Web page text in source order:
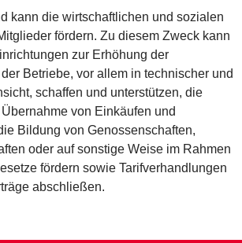
kann die wirtschaftlichen und sozialen
fördern. Zu diesem Zweck kann
zur Erhöhung der
Betriebe, vor allem in technischer und
schaffen und unterstützen, die
von Einkäufen und
Bildung von Genossenschaften,
oder auf sonstige Weise im Rahmen
fördern sowie Tarifverhandlungen
abschließen.